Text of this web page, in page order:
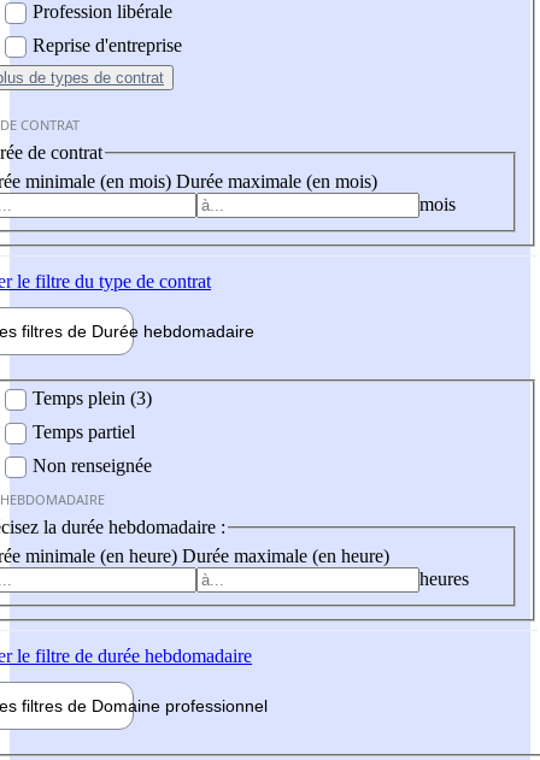
Profession libérale
Reprise d'entreprise
de types de contrat
CONTRAT
de contrat
minimale (en mois) Durée maximale (en mois)
mois
le filtre du type de contrat
filtres de Durée hebdomadaire
Temps plein (3)
Temps partiel
Non renseignée
la durée hebdomadaire :
minimale (en heure) Durée maximale (en heure)
heures
le filtre de durée hebdomadaire
filtres de Domaine professionnel